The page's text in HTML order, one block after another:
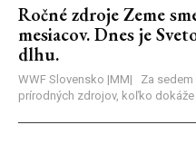
Ročné zdroje Zeme
mesiacov. Dnes je
dlhu.
WWF Slovensko |MM| Za
prírodných zdrojov, koľko